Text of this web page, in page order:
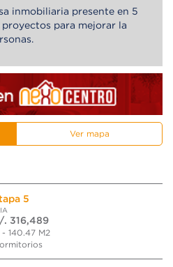
inmobiliaria presente en 5
para mejorar la
Ver mapa
5
. 316,489
140.47 M2